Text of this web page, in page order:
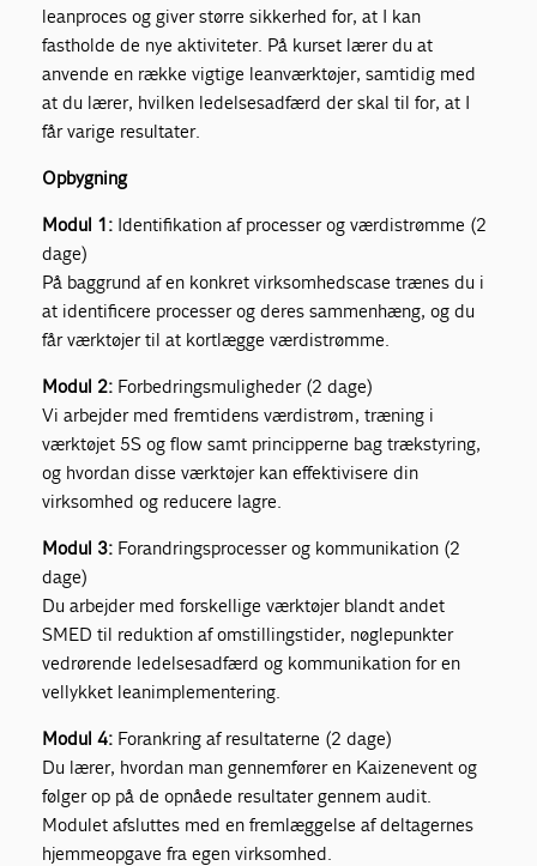
leanproces og giver større sikkerhed for, at I kan
fastholde de nye aktiviteter. På kurset lærer du at
anvende en række vigtige leanværktøjer, samtidig med
at du lærer, hvilken ledelsesadfærd der skal til for, at I
får varige resultater.
Opbygning
Modul 1: Identifikation af processer og værdistrømme (2
dage)
På baggrund af en konkret virksomhedscase trænes du i
at identificere processer og deres sammenhæng, og du
får værktøjer til at kortlægge værdistrømme.
Modul 2: Forbedringsmuligheder (2 dage)
Vi arbejder med fremtidens værdistrøm , træning i
værktøjet 5S og flow samt principperne bag trækstyring,
og hvordan disse værktøjer kan effektivisere din
virksomhed og reducere lagre.
Modul 3: Forandringsprocesser og kommunikation (2
dage)
Du arbejder med forskellige værktøjer blandt andet
SMED til reduktion af omstillingstider, nøglepunkter
vedrørende ledelsesadfærd og kommunikation for en
vellykket leanimplementering.
Modul 4: Forankring af resultaterne (2 dage)
Du lærer, hvordan man gennemfører en Kaizenevent og
følger op på de opnåede resultater gennem audit.
Modulet afsluttes med en fremlæggelse af deltagernes
hjemmeopgave fra egen virksomhed.